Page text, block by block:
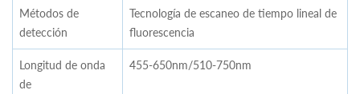
Métodos de
detección
Tecnología de escaneo de tiempo lineal de
fluorescencia
Longitud de onda
de
455-650nm/510-750nm